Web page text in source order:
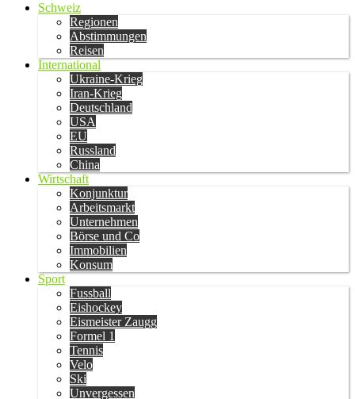
Schweiz
Regionen
Abstimmungen
Reisen
International
Ukraine-Krieg
Iran-Krieg
Deutschland
USA
EU
Russland
China
Wirtschaft
Konjunktur
Arbeitsmarkt
Unternehmen
Börse und Co
Immobilien
Konsum
Sport
Fussball
Eishockey
Eismeister Zaugg
Formel 1
Tennis
Velo
Ski
Unvergessen